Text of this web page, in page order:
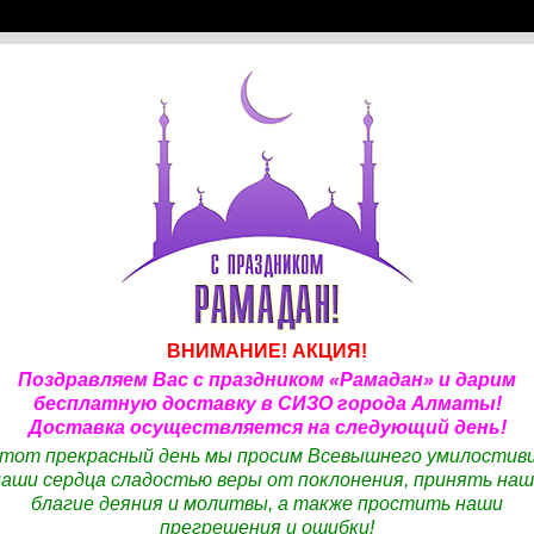
НОВОСТИ ОТЗЫВЫ КОНТАКТЫ
ВАШИХ БЛИЗКИХ
представлен удобный каталог для выбора
средств личной гигиены и бытовой химии, одежды.
КОНТАКТЫ
МАГАЗИН
ВНИМАНИЕ! АКЦИЯ!
Поздравляем Вас с праздником «Рамадан» и дарим
бесплатную доставку в СИЗО города Алматы!
Доставка осуществляется на следующий день!
прекрасный день мы просим Всевышнего
сердца сладостью веры от поклонения, принять
благие деяния и молитвы, а также простить наши
прегрешения и ошибки!